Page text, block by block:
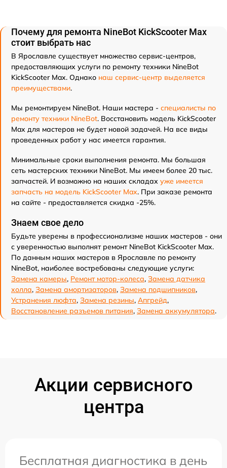
Почему для ремонта NineBot KickScooter Max
стоит выбрать нас
В Ярославле существует множество сервис-центров,
предоставляющих услуги по ремонту техники NineBot
KickScooter Max. Однако наш сервис-центр выделяется
преимуществами.
Мы ремонтируем NineBot. Наши мастера - специалисты по
ремонту техники NineBot. Восстановить модель KickScooter
Max для мастеров не будет новой задачей. На все виды
проведенных работ у нас имеется гарантия.
Минимальные сроки выполнения ремонта. Мы большая
сеть мастерских техники NineBot. Мы имеем более 20 тыс.
запчастей. И возможно на наших складах уже имеется
запчасть на модель KickScooter Max. При заказе ремонта
на сайте - предоставляется скидка -25%.
Знаем свое дело
Будьте уверены в профессионализме наших мастеров - они
с уверенностью выполнят ремонт NineBot KickScooter Max.
По данным наших мастеров в Ярославле по ремонту
NineBot, наиболее востребованы следующие услуги:
Замена камеры, Ремонт мотор-колеса, Замена датчика
холла, Замена амортизаторов, Замена подшипников,
Устранения люфта, Замена резины, Апгрейд,
Восстановление разъемов питания, Замена аккумулятора.
Акции сервисного
центра
Бесплатная диагностика в день